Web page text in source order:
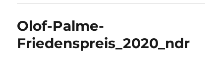
Olof-Palme-
Friedenspreis_2020_ndr